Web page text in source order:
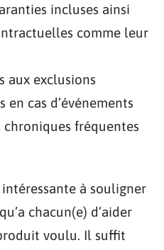
incluses ainsi
comme leur
aux exclusions
cas d’événements
fréquentes
à souligner
chacun(e) d’aider
voulu. Il suffit